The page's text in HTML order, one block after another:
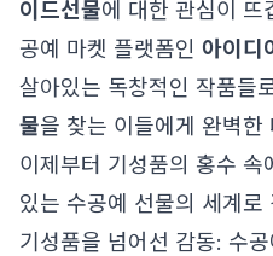
이드선물에 대한 관심이 뜨
공예 마켓 플랫폼인 아이
살아있는 독창적인 작품들
물을 찾는 이들에게 완벽한
이제부터 기성품의 홍수
있는 수공예 선물의 세계로
기성품을 넘어선 감동: 수공